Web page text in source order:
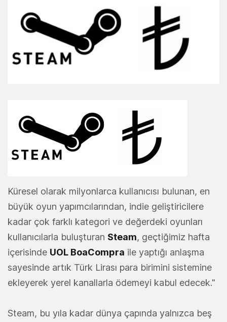
Küresel olarak milyonlarca kullanıcısı bulunan, en
büyük oyun yapımcılarından, indie geliştiricilere
kadar çok farklı kategori ve değerdeki oyunları
kullanıcılarla buluşturan Steam, geçtiğimiz hafta
içerisinde UOL BoaCompra ile yaptığı anlaşma
sayesinde artık Türk Lirası para birimini sistemine
ekleyerek yerel kanallarla ödemeyi kabul edecek."
Steam, bu yıla kadar dünya çapında yalnızca beş